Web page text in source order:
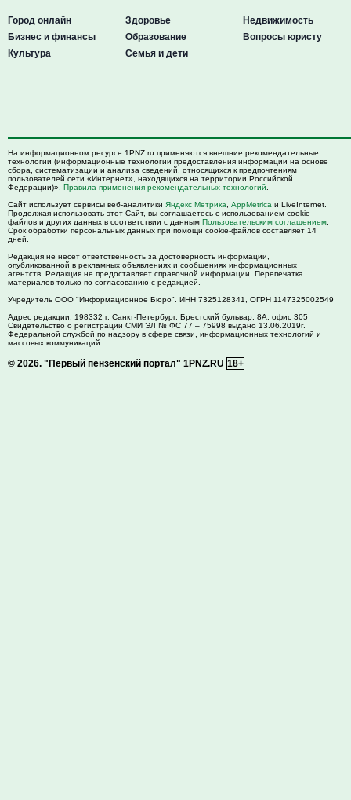
Город онлайн
Бизнес и финансы
Культура
Здоровье
Образование
Семья и дети
Недвижимость
Вопросы юристу
На информационном ресурсе 1PNZ.ru применяются внешние рекомендательные
технологии (информационные технологии предоставления информации на основе
сбора, систематизации и анализа сведений, относящихся к предпочтениям
пользователей сети «Интернет», находящихся на территории Российской
Федерации)». Правила применения рекомендательных технологий
Сайт использует сервисы веб-аналитики Яндекс Метрика AppMetrica и LiveInternet.
Продолжая использовать этот Сайт, вы соглашаетесь с использованием cookie-
файлов и других данных в соответствии с данным Пользовательским соглашением
Срок обработки персональных данных при помощи cookie-файлов составляет 14
дней.
Редакция не несет ответственность за достоверность информации,
опубликованной в рекламных объявлениях и сообщениях информационных
агентств. Редакция не предоставляет справочной информации. Перепечатка
материалов только по согласованию с редакцией.
Учредитель ООО "Информационное Бюро". ИНН 7325128341, ОГРН 1147325002549
Адрес редакции: 198332 г. Санкт-Петербург, Брестский бульвар, 8А, офис 305
Свидетельство о регистрации СМИ ЭЛ № ФС 77 – 75998 выдано 13.06.2019г.
Федеральной службой по надзору в сфере связи, информационных технологий и
массовых коммуникаций
© 2026. "Первый пензенский портал" 1PNZ.RU 18+